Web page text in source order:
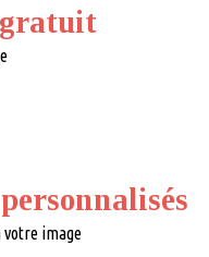
votre image